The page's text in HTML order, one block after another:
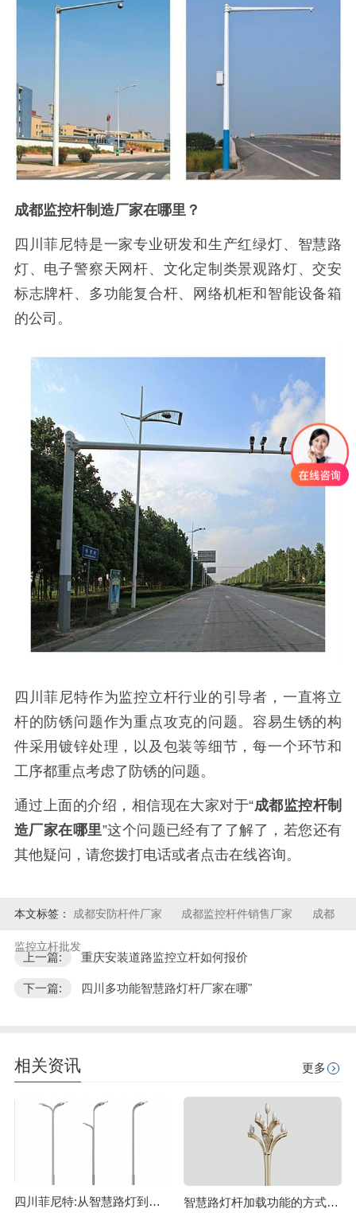
成都监控杆制造厂家在哪里？
四川菲尼特是一家专业研发和生产红绿灯、智慧路
灯、电子警察天网杆、文化定制类景观路灯、交安
标志牌杆、多功能复合杆、网络机柜和智能设备箱
的公司。
四川菲尼特作为监控立杆行业的引导者，一直将立
杆的防锈问题作为重点攻克的问题。容易生锈的构
件采用镀锌处理，以及包装等细节，每一个环节和
工序都重点考虑了防锈的问题。
通过上面的介绍，相信现在大家对于“成都监控杆制
造厂家在哪里”这个问题已经有了了解了，若您还有
其他疑问，请您拨打电话或者点击在线咨询。
本文标签： 成都安防杆件厂家 成都监控杆件销售厂家 成都
监控立杆批发
上一篇: 重庆安装道路监控立杆如何报价
下一篇: 四川多功能智慧路灯杆厂家在哪"
相关资讯 更多
四川菲尼特:从智慧路灯到数字孪生再到元宇宙 智慧路灯杆加载功能的方式主要有哪些